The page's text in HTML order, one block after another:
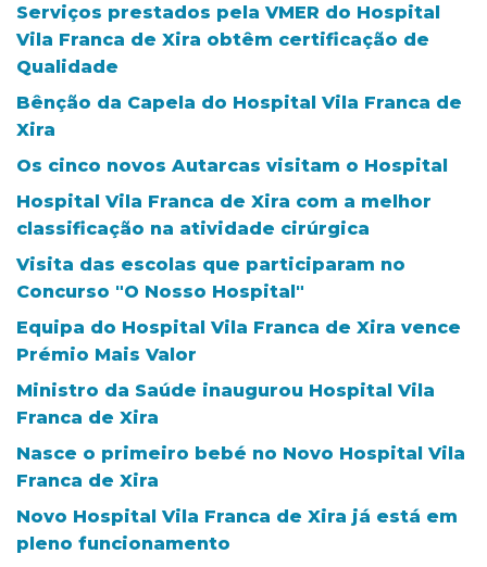
Serviços prestados pela VMER do Hospital
Vila Franca de Xira obtêm certificação de
Qualidade
Bênção da Capela do Hospital Vila Franca de
Xira
Os cinco novos Autarcas visitam o Hospital
Hospital Vila Franca de Xira com a melhor
classificação na atividade cirúrgica
Visita das escolas que participaram no
Concurso "O Nosso Hospital"
Equipa do Hospital Vila Franca de Xira vence
Prémio Mais Valor
Ministro da Saúde inaugurou Hospital Vila
Franca de Xira
Nasce o primeiro bebé no Novo Hospital Vila
Franca de Xira
Novo Hospital Vila Franca de Xira já está em
pleno funcionamento